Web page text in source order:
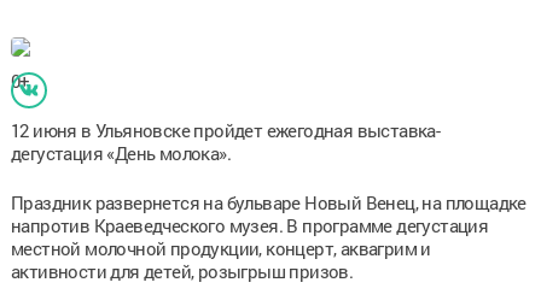
0+
12 июня в Ульяновске пройдет ежегодная выставка-
дегустация «День молока».
Праздник развернется на бульваре Новый Венец, на площадке
напротив Краеведческого музея. В программе дегустация
местной молочной продукции, концерт, аквагрим и
активности для детей, розыгрыш призов.